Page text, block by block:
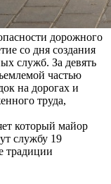
дорожного
со дня создания
служб. За девять
частью
на дорогах и
труда,
который майор
службу 19
традиции